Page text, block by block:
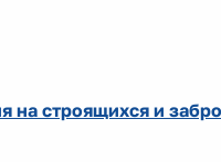
на строящихся и